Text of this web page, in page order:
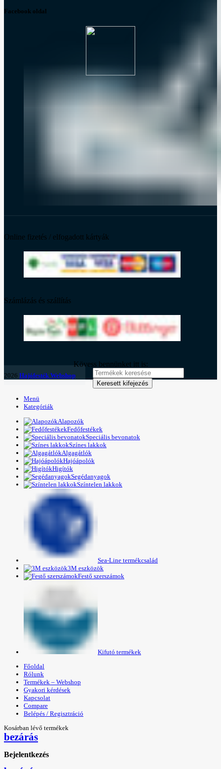
Facebook oldal
Online fizetés / elfogadott kártyák
Számlázás és szállítás
Kövess bennünket itt is:
2026 Hajófesték Webshop
Keresett kifejezés
Menü
Kategóriák
Alapozók
Fedőfestékek
Speciális bevonatok
Színes lakkok
Algagátlók
Hajóápolók
Higítók
Segédanyagok
Színtelen lakkok
Sea-Line termékcsalád
3M eszközök
Festő szerszámok
Kifutó termékek
Főoldal
Rólunk
Termékek – Webshop
Gyakori kérdések
Kapcsolat
Compare
Belépés / Regisztráció
Kosárban lévő termékek
bezárás
Bejelentkezés